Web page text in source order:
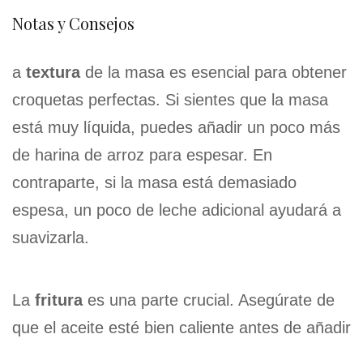
Notas y Consejos
a texturade la masa es esencial para obtener
croquetas perfectas. Si sientes que la masa
está muy líquida, puedes añadir un poco más
de harina de arroz para espesar. En
contraparte, si la masa está demasiado
espesa, un poco de leche adicional ayudará a
suavizarla.
La frituraes una parte crucial. Asegúrate de
que el aceite esté bien caliente antes de añadir